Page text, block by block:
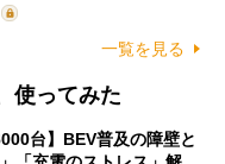
一覧を見る
使ってみた
台】BEV普及の障壁と